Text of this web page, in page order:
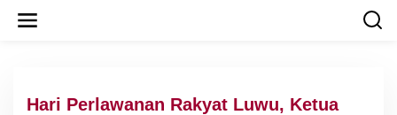
Hari Perlawanan Rakyat Luwu, Ketua